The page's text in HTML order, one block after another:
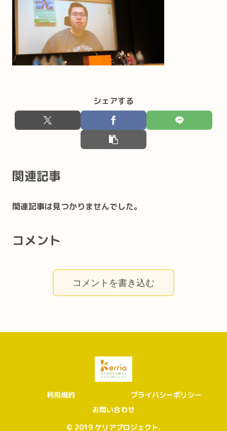
シェアする
関連記事
関連記事は見つかりませんでした。
コメント
コメントを書き込む
利用規約
プライバシーポリシー
お問い合わせ
© 2019 ケリアプロジェクト.